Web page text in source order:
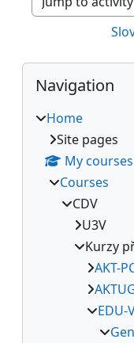
Jump to activity
Blocks
Skip Navigation
Navigation
Home
Site pages
My courses
Courses
CDV
U3V
Kurzy
AKT-
EDU-